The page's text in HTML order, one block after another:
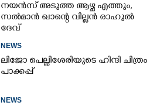
നയൻസ് അടുത്ത ആഴ്ച എത്തും,
സൽമാൻ ഖാന്റെ വില്ലൻ രാഹുൽ
ദേവ്
NEWS
ലിജോ പെല്ലിശേരിയുടെ ഹിന്ദി ചിത്രം
പാക്കപ്പ്
NEWS